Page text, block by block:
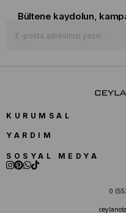
Bültene kaydolun,
KURUMSAL
YARDIM
SOSYAL MEDYA
0